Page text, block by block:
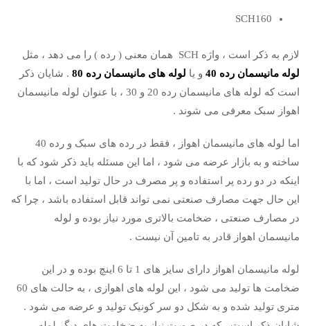
SCH160
لازم به ذکر است ، واژه SCH همان معنی ( رده ) را می دهد ، مثل
لوله مانیسمان رده 40
و یا لوله های مانیسمان رده 80
. شایان ذکر
است که لوله های مانیسمان رده 20 و 30 ، با عنوان لوله مانیسمان
اهواز سبک معرفی می شوند .
اما لوله های مانیسمان اهواز ، فقط در رده های سبک و رده 40
ساخته و به بازار عرضه می شود ، اما این مسئله باید ذکر شود که با
اینکه در دو رده پر استفاده و پر مصرف در حال تولید است ، اما با
این حال جهت مصارف صنعتی نمی تواند قابل استفاده باشد ، چرا که
در مصارف صنعتی ، ضخامت بالاتری مورد نیاز بوده و لوله
مانیسمان اهواز قادر به تامین آن نیست .
لوله مانیسمان اهواز دارای سایز های 1 تا 6 اینچ بوده و در این
ضخامت ها تولید می شود ، این لوله های اهوازی ، به حالت های 60
متری تولید شده و به شکل دو سر کونیک تولید و عرضه می شود .